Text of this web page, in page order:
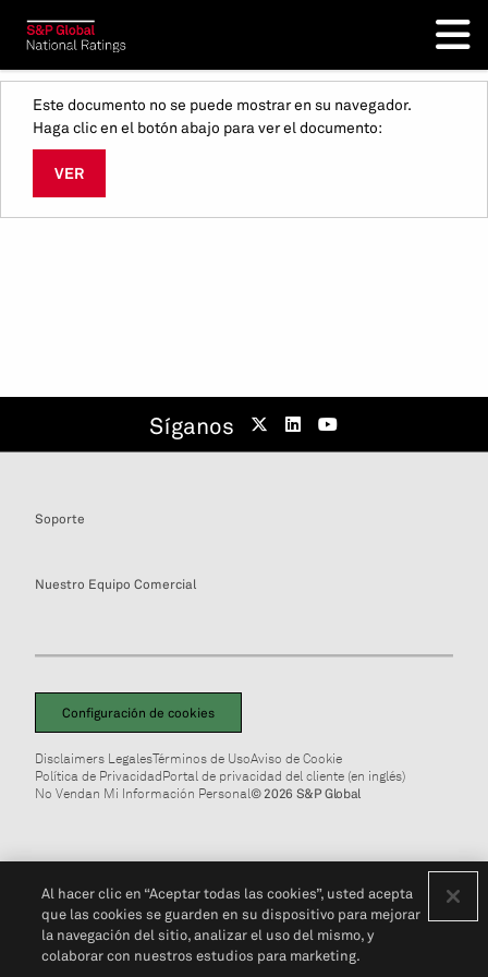
Este documento no se puede mostrar en su navegador.
Haga clic en el botón abajo para ver el documento:
VER
Síganos
Soporte
Nuestro Equipo Comercial
Configuración de cookies
Disclaimers LegalesTérminos de UsoAviso de Cookie
Política de PrivacidadPortal de privacidad del cliente (en inglés)
No Vendan Mi Información Personal© 2026 S&P Global
Al hacer clic en “Aceptar todas las cookies”, usted acepta
que las cookies se guarden en su dispositivo para mejorar
la navegación del sitio, analizar el uso del mismo, y
colaborar con nuestros estudios para marketing.